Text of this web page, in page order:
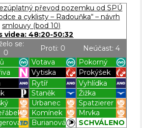
převod pozemku od SPÚ
a cyklisty – Radouňka“ – návrh
smlouvy (bod 10)
videa: 48:20-50:32
se:
0
Proti: 0
Neúčast: 4
Votava
Pokorný
Vytiska
Prokýšek
Rytíř
Vyhlídka
Staněk
Žižka
Urbanec
Spatzierer
Komínek
Mrvka
Burianová
SCHVÁLENO